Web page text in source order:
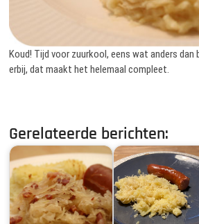
Koud! Tijd voor zuurkool, eens wat anders
erbij, dat maakt het helemaal compleet.
Gerelateerde berichten: